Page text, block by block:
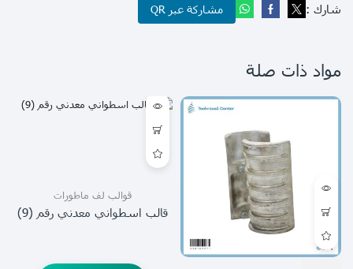
شارك : مشاركة عبر QR
مواد ذات صلة
قوالب لف ماطورات
قالب اسطواني معدني رقم (9)